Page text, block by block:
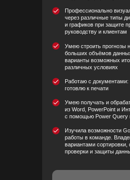
Умею строить прогнозы
больших объёмов
варианты возможных
различных условиях
Профессионально
через различные типы
и графиков при защите
руководству и клиентам
Изучила возможности
работы в команде.
вариантами сортировки,
проверки и защиты
Работаю с документами:
готовлю к печати
Умею получать и
из Word, PowerPoint и
с помощью Power Query